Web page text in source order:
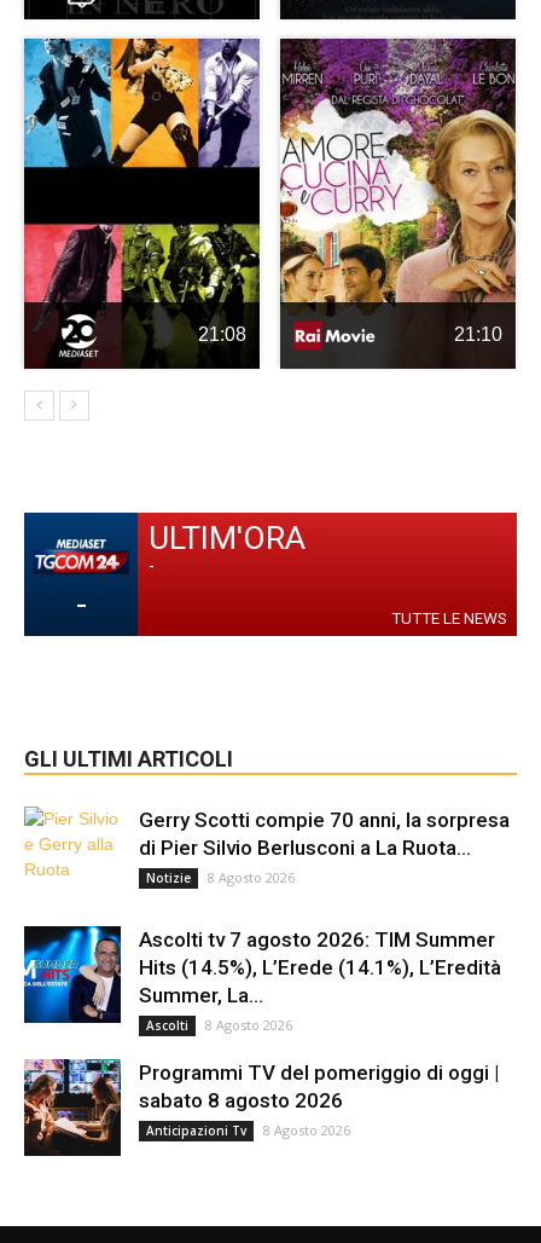
21:08 21:10
-
ULTIM'ORA
-
TUTTE LE NEWS
GLI ULTIMI ARTICOLI
Gerry Scotti compie 70 anni, la sorpresa
di Pier Silvio Berlusconi a La Ruota...
Notizie 8 Agosto 2026
Ascolti tv 7 agosto 2026: TIM Summer
Hits (14.5%), L’Erede (14.1%), L’Eredità
Summer, La...
Ascolti 8 Agosto 2026
Programmi TV del pomeriggio di oggi |
sabato 8 agosto 2026
Anticipazioni Tv 8 Agosto 2026